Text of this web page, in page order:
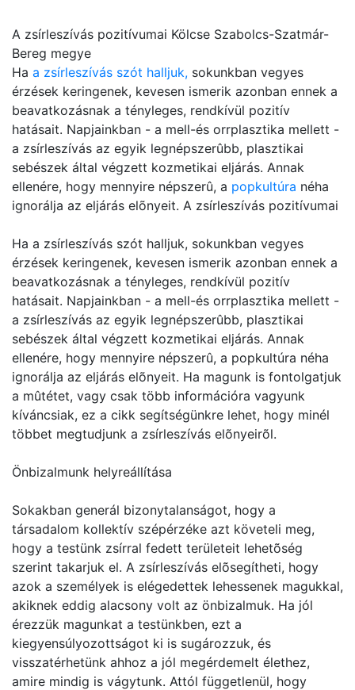
A zsírleszívás pozitívumai Kölcse Szabolcs-Szatmár-
Bereg megye
Ha a zsírleszívás szót halljuk, sokunkban vegyes
érzések keringenek, kevesen ismerik azonban ennek a
beavatkozásnak a tényleges, rendkívül pozitív
hatásait. Napjainkban - a mell-és orrplasztika mellett -
a zsírleszívás az egyik legnépszerûbb, plasztikai
sebészek által végzett kozmetikai eljárás. Annak
ellenére, hogy mennyire népszerû, a popkultúra néha
ignorálja az eljárás elõnyeit. A zsírleszívás pozitívumai
Ha a zsírleszívás szót halljuk, sokunkban vegyes
érzések keringenek, kevesen ismerik azonban ennek a
beavatkozásnak a tényleges, rendkívül pozitív
hatásait. Napjainkban - a mell-és orrplasztika mellett -
a zsírleszívás az egyik legnépszerûbb, plasztikai
sebészek által végzett kozmetikai eljárás. Annak
ellenére, hogy mennyire népszerû, a popkultúra néha
ignorálja az eljárás elõnyeit. Ha magunk is fontolgatjuk
a mûtétet, vagy csak több információra vagyunk
kíváncsiak, ez a cikk segítségünkre lehet, hogy minél
többet megtudjunk a zsírleszívás elõnyeirõl.
Önbizalmunk helyreállítása
Sokakban generál bizonytalanságot, hogy a
társadalom kollektív szépérzéke azt követeli meg,
hogy a testünk zsírral fedett területeit lehetõség
szerint takarjuk el. A zsírleszívás elõsegítheti, hogy
azok a személyek is elégedettek lehessenek magukkal,
akiknek eddig alacsony volt az önbizalmuk. Ha jól
érezzük magunkat a testünkben, ezt a
kiegyensúlyozottságot ki is sugározzuk, és
visszatérhetünk ahhoz a jól megérdemelt élethez,
amire mindig is vágytunk. Attól függetlenül, hogy